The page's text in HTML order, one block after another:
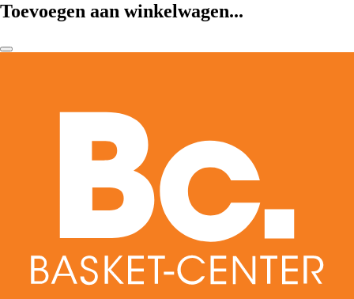
Toevoegen aan winkelwagen...